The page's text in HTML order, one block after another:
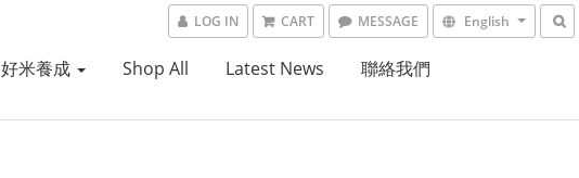
LOG IN CART MESSAGE English
好米養成 Shop All Latest News 聯絡我們